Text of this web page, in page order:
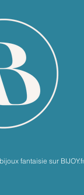
fantaisie sur BIJOY.fr